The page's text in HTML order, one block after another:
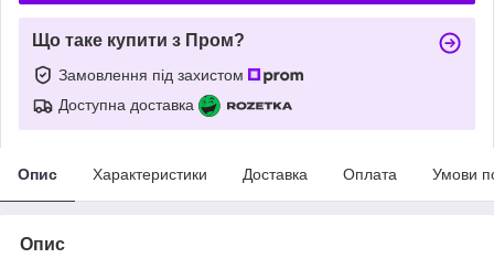
Що таке купити з Пром?
Замовлення під захистом
Доступна доставка
Опис Характеристики Доставка Оплата Умови
Опис